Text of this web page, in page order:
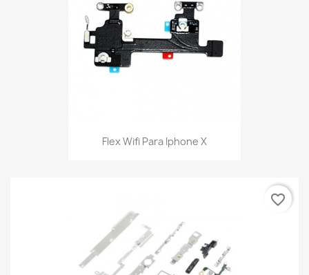
Flex Wifi Para Iphone X
favorite_border